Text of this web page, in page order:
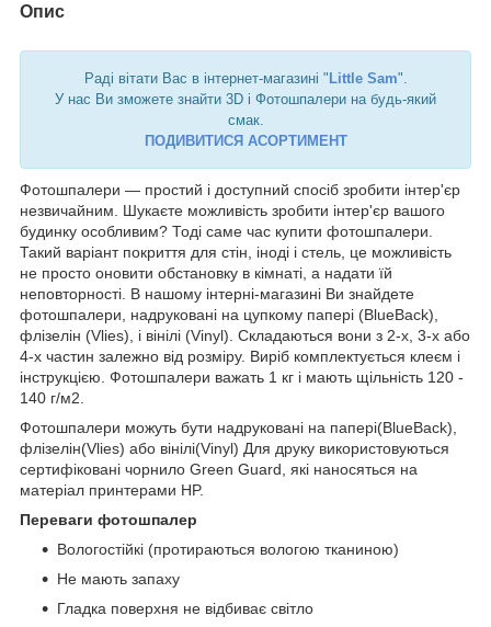
Опис
Раді вітати Вас в інтернет-магазині " Little Sam".
У нас Ви зможете знайти 3D і Фотошпалери на будь-який
смак.
ПОДИВИТИСЯ АСОРТИМЕНТ
Фотошпалери — простий і доступний спосіб зробити інтер'єр
незвичайним. Шукаєте можливість зробити інтер'єр вашого
будинку особливим? Тоді саме час купити фотошпалери.
Такий варіант покриття для стін, іноді і стель, це можливість
не просто оновити обстановку в кімнаті, а надати їй
неповторності. В нашому інтерні-магазині Ви знайдете
фотошпалери, надруковані на цупкому папері (BlueBack),
флізелін (Vlies), і вінілі (Vinyl). Складаються вони з 2-х, 3-х або
4-х частин залежно від розміру. Виріб комплектується клеєм і
інструкцією. Фотошпалери важать 1 кг і мають щільність 120 -
140 г/м2.
Фотошпалери можуть бути надруковані на папері(BlueBack),
флізелін(Vlies) або вінілі(Vinyl) Для друку використовуються
сертифіковані чорнило Green Guard, які наносяться на
матеріал принтерами HP.
Переваги фотошпалер
Вологостійкі (протираються вологою тканиною)
Не мають запаху
Гладка поверхня не відбиває світло